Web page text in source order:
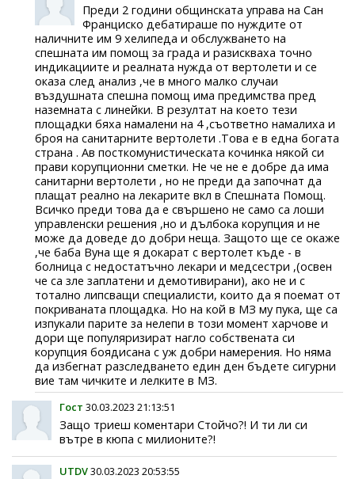
Преди 2 години общинската управа на Сан
Франциско дебатираше по нуждите от
наличните им 9 хелипеда и обслужването на
спешната им помощ за града и разискваха точно
индикациите и реалната нужда от вертолети и се
оказа след анализ ,че в много малко случаи
въздушната спешна помощ има предимства пред
наземната с линейки. В резултат на което тези
площадки бяха намалени на 4 ,съответно намалиха и
броя на санитарните вертолети .Това е в една богата
страна . Ав посткомунистическата кочинка някой си
прави корупционни сметки. Не че не е добре да има
санитарни вертолети , но не преди да започнат да
плащат реално на лекарите вкл в Спешната Помощ.
Всичко преди това да е свършено не само са лоши
управленски решения ,но и дълбока корупция и не
може да доведе до добри неща. Защото ще се окаже
,че баба Вуна ще я докарат с вертолет къде - в
болница с недостатъчно лекари и медсестри ,(освен
че са зле заплатени и демотивирани), ако не и с
тотално липсващи специалисти, които да я поемат от
покриваната площадка. Но на кой в МЗ му пука, ще са
изпукали парите за нелепи в този момент харчове и
дори ще популяризират нагло собствената си
корупция боядисана с уж добри намерения. Но няма
да избегнат разследването един ден бъдете сигурни
вие там чичките и лелките в МЗ.
Гост 30.03.2023 21:13:51
Защо триеш коментари Стойчо?! И ти ли си
вътре в кюпа с милионите?!
UTDV30.03.2023 20:53:55